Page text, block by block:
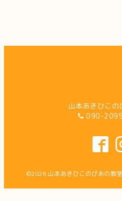
山本あきひこの
090-
©2026 山本あきひこのぴあの教室